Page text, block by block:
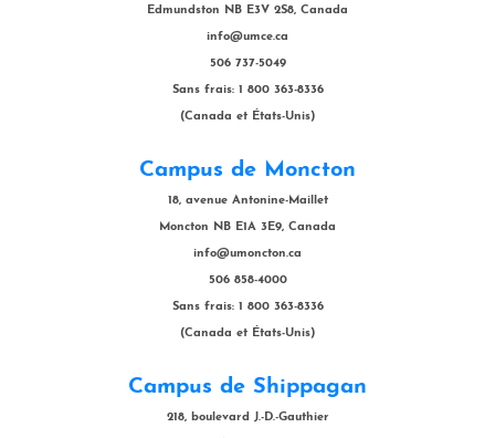
Edmundston NB E3V 2S8, Canada
info@umce.ca
506 737-5049
Sans frais: 1 800 363-8336
(Canada et États-Unis)
Campus de Moncton
18, avenue Antonine-Maillet
Moncton NB E1A 3E9, Canada
info@umoncton.ca
506 858-4000
Sans frais: 1 800 363-8336
(Canada et États-Unis)
Campus de Shippagan
218, boulevard J.-D.-Gauthier